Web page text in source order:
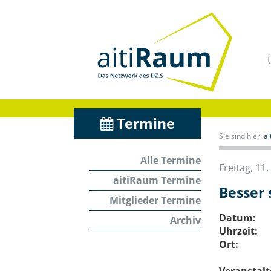
Termine
Alle Termine
aitiRaum Termine
Mitglieder Termine
Archiv
Sie sind hier:
Freitag,
Datum:
Uhrzeit:
Ort: